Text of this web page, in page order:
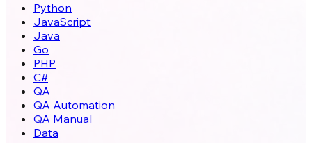
Python
JavaScript
Java
Go
PHP
C#
QA
QA Automation
QA Manual
Data